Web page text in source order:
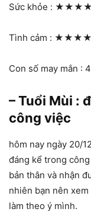
Sức khỏe :
Tình cảm :
Con số may mắn :
– Tuổi Mùi :
công việc
hôm nay ngày 20/
đáng kể trong
bản thân và nhận
nhiên bạn nên
làm theo ý mình.